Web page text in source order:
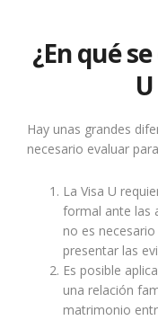
¿En qué
Hay unas grandes
necesario evaluar
La Visa U
formal ante las
no es
presentar las
Es posible
una relación
matrimonio